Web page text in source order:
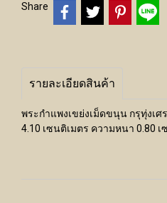
Share
รายละเอียดสินค้า
พระกำแพงเขย่งเม็ดขนุน กรุทุ่งเศ
4.10 เซนติเมตร ความหนา 0.80 เ